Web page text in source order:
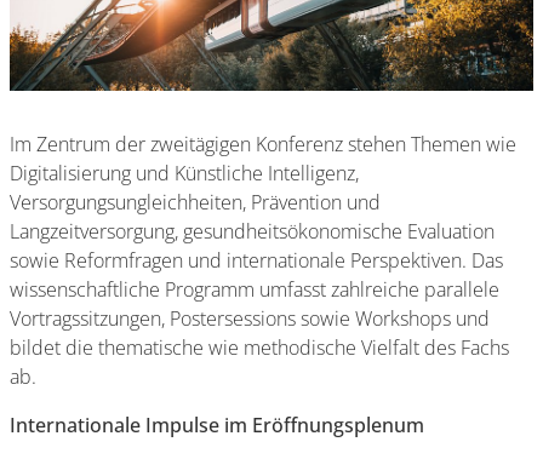
Im Zentrum der zweitägigen Konferenz stehen Themen wie
Digitalisierung und Künstliche Intelligenz,
Versorgungsungleichheiten, Prävention und
Langzeitversorgung, gesundheitsökonomische Evaluation
sowie Reformfragen und internationale Perspektiven. Das
wissenschaftliche Programm umfasst zahlreiche parallele
Vortragssitzungen, Postersessions sowie Workshops und
bildet die thematische wie methodische Vielfalt des Fachs
ab.
Internationale Impulse im Eröffnungsplenum